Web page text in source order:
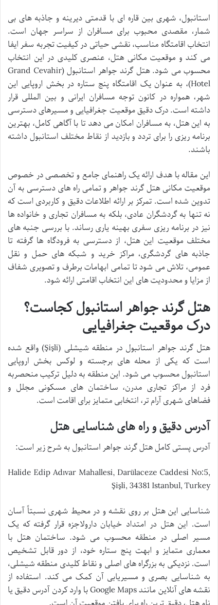
استانبول، شهری بین قاره ای با قدمتی دیرینه و جاذبه های بی
شمار، مقصدی محبوب برای مسافران از سراسر جهان است.
انتخاب اقامتگاه مناسب، نقشی حیاتی در کیفیت تجربه سفر ایفا
می کند و موقعیت مکانی هتل، عنصری کلیدی در این انتخاب
محسوب می شود. هتل گرند جواهر استانبول (Grand Cevahir
Hotel)، به عنوان یک اقامتگاه پنج ستاره در بخش اروپایی این
شهر، همواره در کانون توجه مسافران ایرانی و بین المللی قرار
داشته است. درک دقیق موقعیت جغرافیایی و مسیرهای دسترسی
به این هتل، به مسافران امکان می دهد تا با آگاهی کامل، بهترین
برنامه ریزی را برای تردد و بازدید از نقاط مختلف استانبول داشته
باشند.
این مقاله با هدف ارائه یک راهنمای جامع و تخصصی در خصوص
موقعیت مکانی هتل گرند جواهر و تمامی راه های دسترسی به آن
تدوین شده است. تمرکز بر ارائه اطلاعات دقیق و کاربردی است که
نه تنها به گردشگران عادی، بلکه به مسافران تجاری و خانواده ها
نیز در برنامه ریزی سفری بهینه یاری رساند. با بررسی جنبه های
مختلف موقعیت این هتل، از دسترسی به فرودگاه ها گرفته تا
جاذبه های گردشگری، مراکز خرید و شبکه های حمل و نقل
عمومی، تلاش می شود تا تمامی ابهامات برطرف و تصویری شفاف
از مزایا و محدودیت های این انتخاب اقامتی ارائه شود.
هتل گرند جواهر استانبول کجاست؟
درک موقعیت جغرافیایی
هتل گرند جواهر استانبول در منطقه شیشلی (Şişli) واقع شده
است که یکی از محله های برجسته و لوکس بخش اروپایی
استانبول محسوب می شود. این منطقه به دلیل ترکیب منحصربه
فرد از مراکز تجاری مدرن، ساختمان های مسکونی مجلل و
فضاهای شهری آرام تر، انتخابی متمایز برای اقامت است.
آدرس دقیق و راه های شناسایی هتل
آدرس پستی کامل هتل گرند جواهر استانبول به شرح زیر است:
Halide Edip Adıvar Mahallesi, Darülaceze Caddesi No:5,
Şişli, 34381 Istanbul, Turkey
شناسایی این هتل بر روی نقشه و در محیط شهری نسبتاً آسان
است. این هتل در امتداد خیابان دارولاجزه قرار گرفته که یک
مسیر اصلی در منطقه محسوب می شود. ساختمان هتل با
معماری متمایز و ابهت پنج ستاره خود، از دور قابل تشخیص
است. نزدیکی به بزرگراه های اصلی و نقاط کلیدی منطقه شیشلی،
به شناسایی بصری و مسیریابی آن کمک می کند. استفاده از
نقشه های آنلاین مانند Google Maps با وارد کردن آدرس دقیق یا